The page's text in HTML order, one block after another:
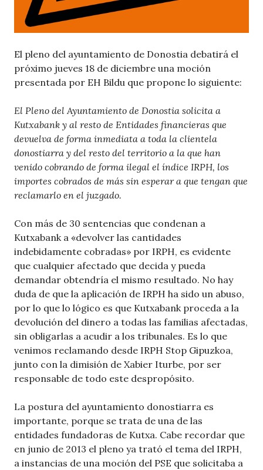
El pleno del ayuntamiento de Donostia debatirá el
próximo jueves 18 de diciembre una moción
presentada por EH Bildu que propone lo siguiente:
El Pleno del Ayuntamiento de Donostia solicita a
Kutxabank y al resto de Entidades financieras que
devuelva de forma inmediata a toda la clientela
donostiarra y del resto del territorio a la que han
venido cobrando de forma ilegal el índice IRPH, los
importes cobrados de más sin esperar a que tengan que
reclamarlo en el juzgado.
Con más de 30 sentencias que condenan a
Kutxabank a «devolver las cantidades
indebidamente cobradas» por IRPH, es evidente
que cualquier afectado que decida y pueda
demandar obtendría el mismo resultado. No hay
duda de que la aplicación de IRPH ha sido un abuso,
por lo que lo lógico es que Kutxabank proceda a la
devolución del dinero a todas las familias afectadas,
sin obligarlas a acudir a los tribunales. Es lo que
venimos reclamando desde IRPH Stop Gipuzkoa,
junto con la dimisión de Xabier Iturbe, por ser
responsable de todo este despropósito.
La postura del ayuntamiento donostiarra es
importante, porque se trata de una de las
entidades fundadoras de Kutxa. Cabe recordar que
en junio de 2013 el pleno ya trató el tema del IRPH,
a instancias de una moción del PSE que solicitaba a